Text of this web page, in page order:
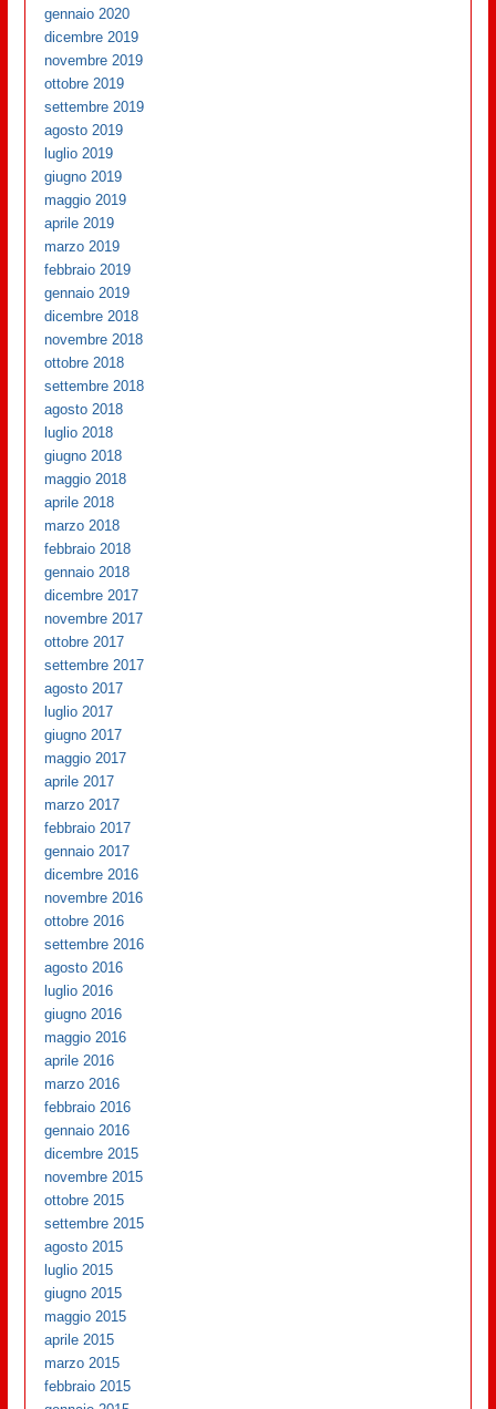
gennaio 2020
dicembre 2019
novembre 2019
ottobre 2019
settembre 2019
agosto 2019
luglio 2019
giugno 2019
maggio 2019
aprile 2019
marzo 2019
febbraio 2019
gennaio 2019
dicembre 2018
novembre 2018
ottobre 2018
settembre 2018
agosto 2018
luglio 2018
giugno 2018
maggio 2018
aprile 2018
marzo 2018
febbraio 2018
gennaio 2018
dicembre 2017
novembre 2017
ottobre 2017
settembre 2017
agosto 2017
luglio 2017
giugno 2017
maggio 2017
aprile 2017
marzo 2017
febbraio 2017
gennaio 2017
dicembre 2016
novembre 2016
ottobre 2016
settembre 2016
agosto 2016
luglio 2016
giugno 2016
maggio 2016
aprile 2016
marzo 2016
febbraio 2016
gennaio 2016
dicembre 2015
novembre 2015
ottobre 2015
settembre 2015
agosto 2015
luglio 2015
giugno 2015
maggio 2015
aprile 2015
marzo 2015
febbraio 2015